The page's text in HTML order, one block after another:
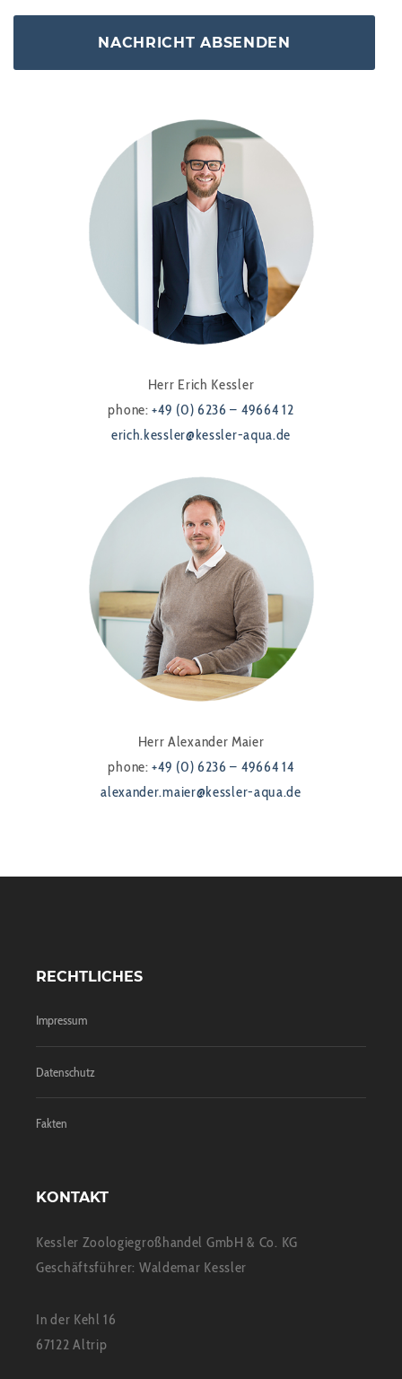
Herr Erich Kessler
phone:+49 (0) 6236 – 49664 12
erich.kessler@kessler-aqua.de
Herr Alexander Maier
phone:+49 (0) 6236 – 49664 14
alexander.maier@kessler-aqua.de
RECHTLICHES
Impressum
Datenschutz
Fakten
KONTAKT
Kessler Zoologiegroßhandel GmbH & Co. KG
Geschäftsführer: Waldemar Kessler
In der Kehl 16
67122 Altrip